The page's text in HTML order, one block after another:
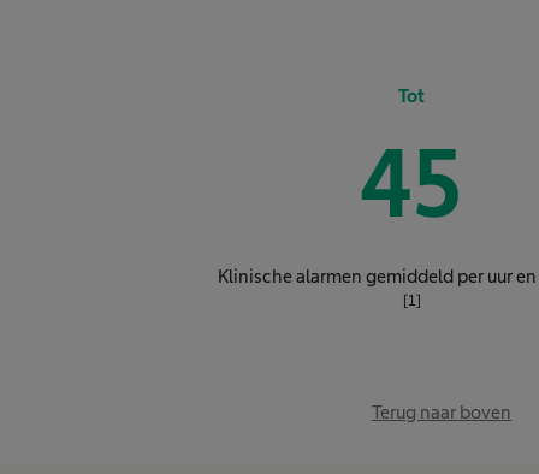
Tot
45
Klinische alarmen gemiddeld per uur
[1]
Terug naar boven